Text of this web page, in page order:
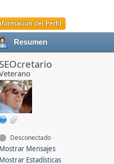
del Perfil
Resumen
SEOcretario
Desconectado
Mostrar Mensajes
Mostrar Estadísticas